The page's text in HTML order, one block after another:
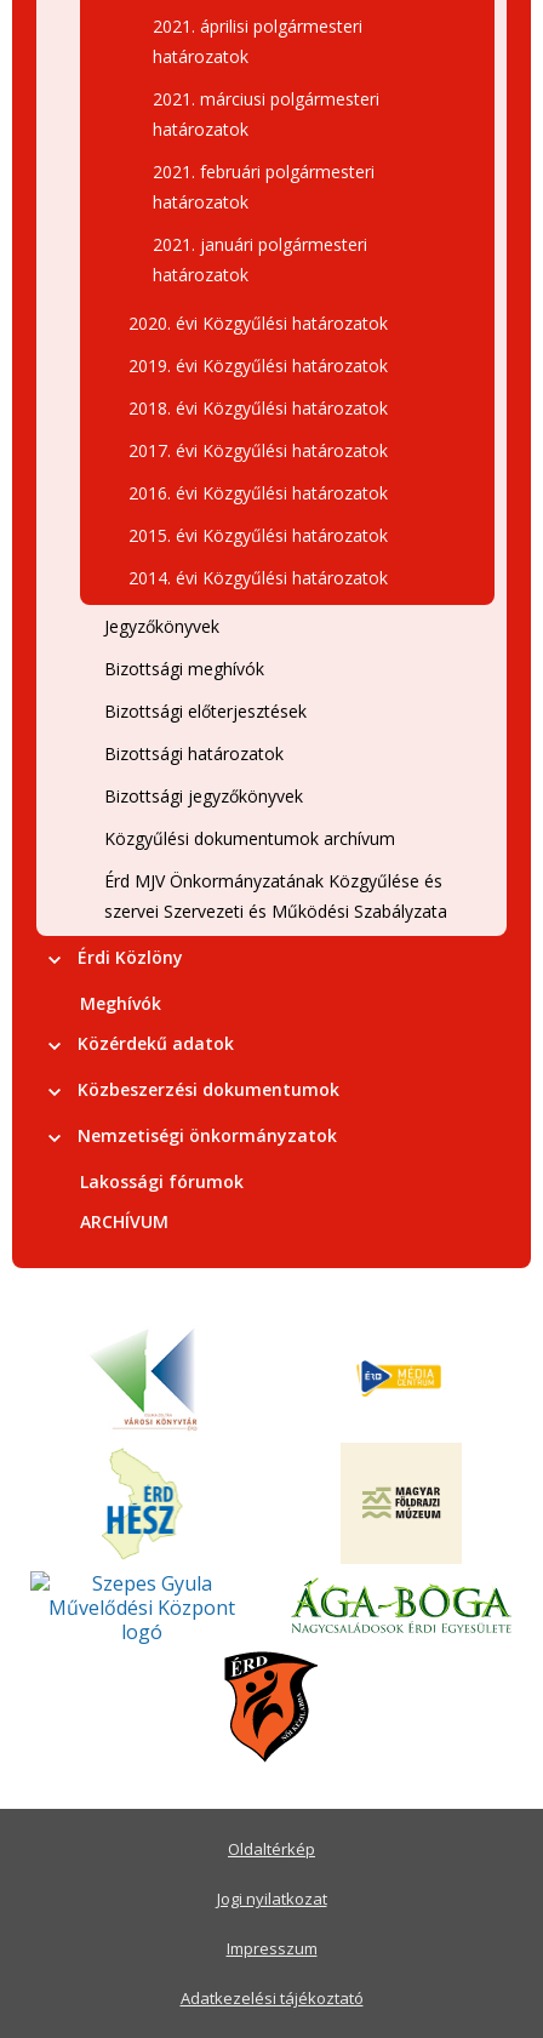
2021. áprilisi polgármesteri
határozatok
2021. márciusi polgármesteri
határozatok
2021. februári polgármesteri
határozatok
2021. januári polgármesteri
határozatok
2020. évi Közgyűlési határozatok
2019. évi Közgyűlési határozatok
2018. évi Közgyűlési határozatok
2017. évi Közgyűlési határozatok
2016. évi Közgyűlési határozatok
2015. évi Közgyűlési határozatok
2014. évi Közgyűlési határozatok
Jegyzőkönyvek
Bizottsági meghívók
Bizottsági előterjesztések
Bizottsági határozatok
Bizottsági jegyzőkönyvek
Közgyűlési dokumentumok archívum
Érd MJV Önkormányzatának Közgyűlése és
szervei Szervezeti és Működési Szabályzata
Érdi Közlöny
Meghívók
Közérdekű adatok
Közbeszerzési dokumentumok
Nemzetiségi önkormányzatok
Lakossági fórumok
ARCHÍVUM
Oldaltérkép
Jogi nyilatkozat
Impresszum
Adatkezelési tájékoztató